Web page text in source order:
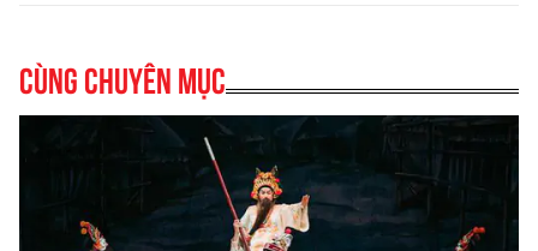
Cùng chuyên mục